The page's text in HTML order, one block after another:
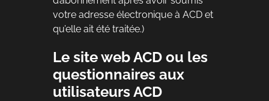
votre adresse électronique à ACD et
qu’elle ait été traitée.)
Le site web ACD ou les
questionnaires aux
utilisateurs ACD